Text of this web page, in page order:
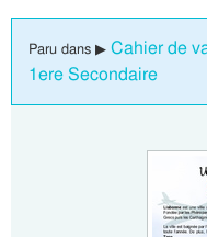
Paru dans ▶ Cahier de
1ere Secondaire